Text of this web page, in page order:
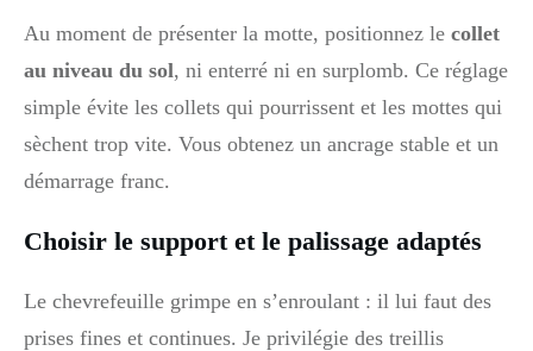
Au moment de présenter la motte, positionnez le collet
au niveau du sol, ni enterré ni en surplomb. Ce réglage
simple évite les collets qui pourrissent et les mottes qui
sèchent trop vite. Vous obtenez un ancrage stable et un
démarrage franc.
Choisir le support et le palissage adaptés
Le chevrefeuille grimpe en s’enroulant : il lui faut des
prises fines et continues. Je privilégie des treillis